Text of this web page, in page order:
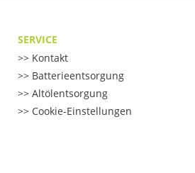
SERVICE
Kontakt
Batterieentsorgung
Altölentsorgung
Cookie-Einstellungen